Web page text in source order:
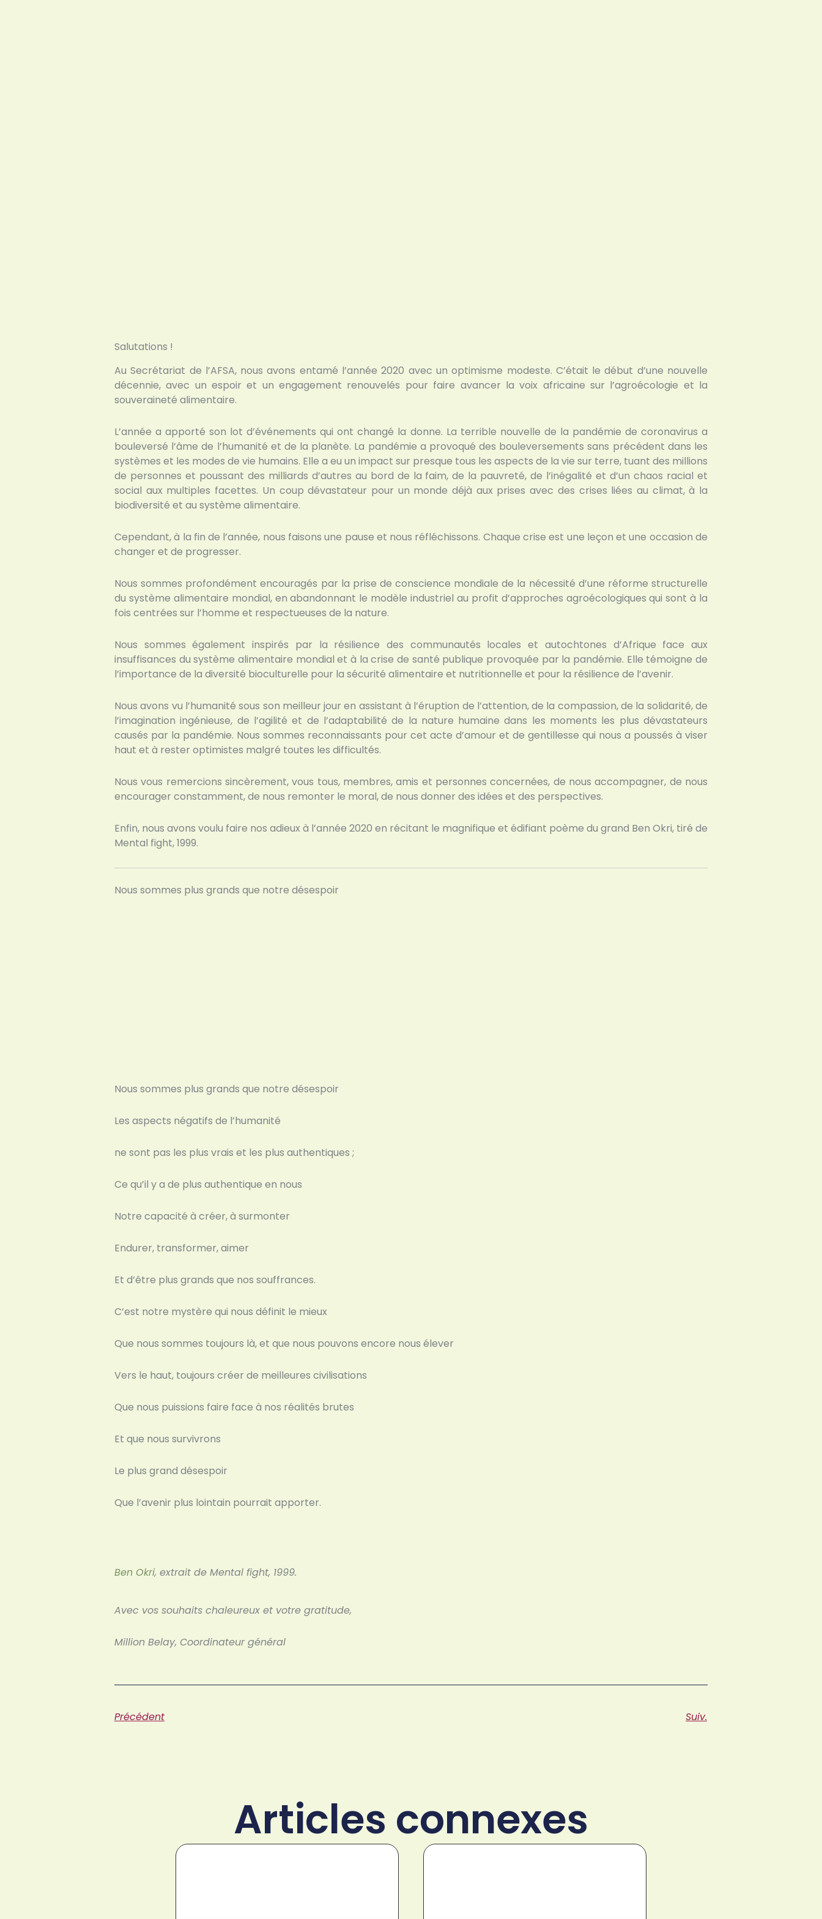
Salutations !
Au Secrétariat de l’AFSA, nous avons entamé l’année 2020 avec un optimisme modeste. C’était le début d’une nouvelle
décennie, avec un espoir et un engagement renouvelés pour faire avancer la voix africaine sur l’agroécologie et la
souveraineté alimentaire.
L’année a apporté son lot d’événements qui ont changé la donne. La terrible nouvelle de la pandémie de coronavirus a
bouleversé l’âme de l’humanité et de la planète. La pandémie a provoqué des bouleversements sans précédent dans les
systèmes et les modes de vie humains. Elle a eu un impact sur presque tous les aspects de la vie sur terre, tuant des millions
de personnes et poussant des milliards d’autres au bord de la faim, de la pauvreté, de l’inégalité et d’un chaos racial et
social aux multiples facettes. Un coup dévastateur pour un monde déjà aux prises avec des crises liées au climat, à la
biodiversité et au système alimentaire.
Cependant, à la fin de l’année, nous faisons une pause et nous réfléchissons. Chaque crise est une leçon et une occasion de
changer et de progresser.
Nous sommes profondément encouragés par la prise de conscience mondiale de la nécessité d’une réforme structurelle
du système alimentaire mondial, en abandonnant le modèle industriel au profit d’approches agroécologiques qui sont à la
fois centrées sur l’homme et respectueuses de la nature.
Nous sommes également inspirés par la résilience des communautés locales et autochtones d’Afrique face aux
insuffisances du système alimentaire mondial et à la crise de santé publique provoquée par la pandémie. Elle témoigne de
l’importance de la diversité bioculturelle pour la sécurité alimentaire et nutritionnelle et pour la résilience de l’avenir.
Nous avons vu l’humanité sous son meilleur jour en assistant à l’éruption de l’attention, de la compassion, de la solidarité, de
l’imagination ingénieuse, de l’agilité et de l’adaptabilité de la nature humaine dans les moments les plus dévastateurs
causés par la pandémie. Nous sommes reconnaissants pour cet acte d’amour et de gentillesse qui nous a poussés à viser
haut et à rester optimistes malgré toutes les difficultés.
Nous vous remercions sincèrement, vous tous, membres, amis et personnes concernées, de nous accompagner, de nous
encourager constamment, de nous remonter le moral, de nous donner des idées et des perspectives.
Enfin, nous avons voulu faire nos adieux à l’année 2020 en récitant le magnifique et édifiant poème du grand Ben Okri, tiré de
Mental fight, 1999.
Nous sommes plus grands que notre désespoir
Nous sommes plus grands que notre désespoir
Les aspects négatifs de l’humanité
ne sont pas les plus vrais et les plus authentiques ;
Ce qu’il y a de plus authentique en nous
Notre capacité à créer, à surmonter
Endurer, transformer, aimer
Et d’être plus grands que nos souffrances.
C’est notre mystère qui nous définit le mieux
Que nous sommes toujours là, et que nous pouvons encore nous élever
Vers le haut, toujours créer de meilleures civilisations
Que nous puissions faire face à nos réalités brutes
Et que nous survivrons
Le plus grand désespoir
Que l’avenir plus lointain pourrait apporter.
Ben Okri, extrait de Mental fight, 1999.
Avec vos souhaits chaleureux et votre gratitude,
Million Belay, Coordinateur général
Précédent Suiv.
Articles connexes